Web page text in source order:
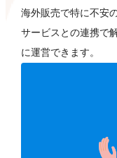
海外販売で特に不安
サービスとの連携で
に運営できます。